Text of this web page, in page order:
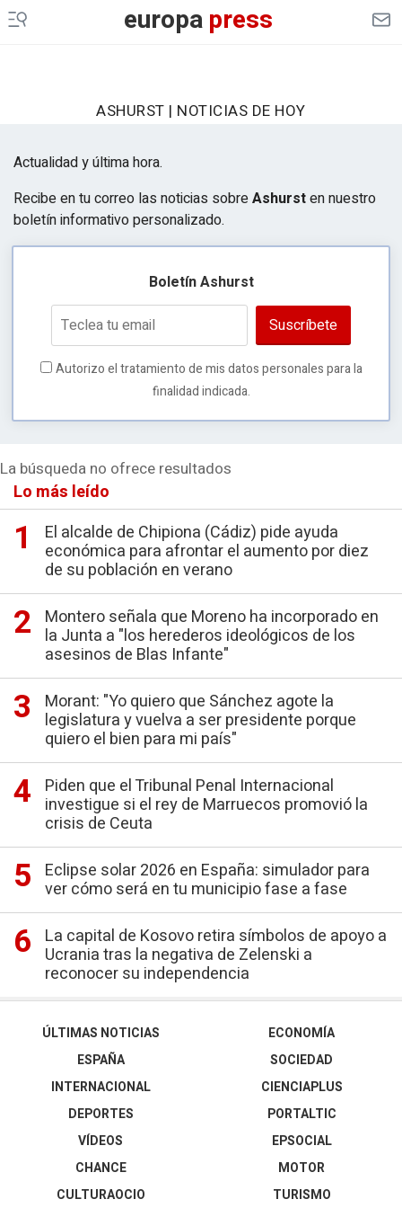
CULTURAOCIO
DESCONECTA
EPDATA
ES EUROPA
LEGAL
GENERACIÓN DE OPORTUNIDADES
europapress
ASHURST | NOTICIAS DE HOY
Actualidad y última hora.
Recibe en tu correo las noticias sobreAshursten nuestro
boletín informativo personalizado.
Boletín Ashurst
Suscríbete
Autorizo el tratamiento de mis datos personales para la
finalidad indicada.
La búsqueda no ofrece resultados
Lo más leído
El alcalde de Chipiona (Cádiz) pide ayuda
económica para afrontar el aumento por diez
de su población en verano
Montero señala que Moreno ha incorporado en
la Junta a "los herederos ideológicos de los
asesinos de Blas Infante"
Morant: "Yo quiero que Sánchez agote la
legislatura y vuelva a ser presidente porque
quiero el bien para mi país"
Piden que el Tribunal Penal Internacional
investigue si el rey de Marruecos promovió la
crisis de Ceuta
Eclipse solar 2026 en España: simulador para
ver cómo será en tu municipio fase a fase
La capital de Kosovo retira símbolos de apoyo a
Ucrania tras la negativa de Zelenski a
reconocer su independencia
ÚLTIMAS NOTICIAS
ESPAÑA
INTERNACIONAL
DEPORTES
VÍDEOS
ECONOMÍA
SOCIEDAD
CIENCIAPLUS
PORTALTIC
EPSOCIAL
CHANCE
CULTURAOCIO
MOTOR
TURISMO